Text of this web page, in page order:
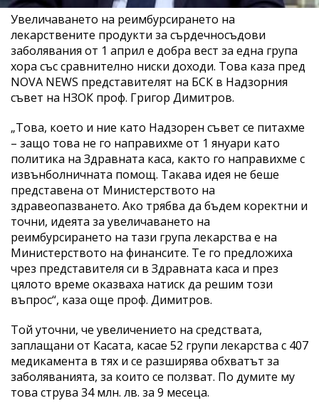
Увеличаването на реимбурсирането на
лекарствените продукти за сърдечносъдови
заболявания от 1 април е добра вест за една група
хора със сравнително ниски доходи. Това каза пред
NOVA NEWS представителят на БСК в Надзорния
съвет на НЗОК проф. Григор Димитров.
„Това, което и ние като Надзорен съвет се питахме
– защо това не го направихме от 1 януари като
политика на Здравната каса, както го направихме с
извънболничната помощ. Такава идея не беше
представена от Министерството на
здравеопазването. Ако трябва да бъдем коректни и
точни, идеята за увеличаването на
реимбурсирането на тази група лекарства е на
Министерството на финансите. Те го предложиха
чрез представителя си в Здравната каса и през
цялото време оказваха натиск да решим този
въпрос“, каза още проф. Димитров.
Той уточни, че увеличението на средствата,
заплащани от Касата, касае 52 групи лекарства с 407
медикамента в тях и се разширява обхватът за
заболяванията, за които се ползват. По думите му
това струва 34 млн. лв. за 9 месеца.